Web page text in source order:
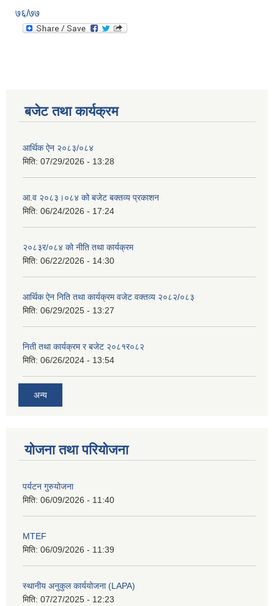
७६/७७
बजेट तथा कार्यक्रम
आर्थिक ऐन २०८३/०८४
मिति: 07/29/2026 - 13:28
आ.व २०८३।०८४ को बजेट बक्तव्य प्रकाशन
मिति: 06/24/2026 - 17:24
२०८३र/०८४ को नीति तथा कार्यक्रम
मिति: 06/22/2026 - 14:30
आर्थिक ऐन निति तथा कार्यक्रम वजेट वक्तव्य २०८२/०८३
मिति: 06/29/2025 - 13:27
निती तथा कार्यक्रम र बजेट २०८१र०८२
मिति: 06/26/2024 - 13:54
अन्य
योजना तथा परियोजना
पर्यटन गुरुयोजना
मिति: 06/09/2026 - 11:40
MTEF
मिति: 06/09/2026 - 11:39
स्थानीय अनुकुल कार्ययोजना (LAPA)
मिति: 07/27/2025 - 12:23